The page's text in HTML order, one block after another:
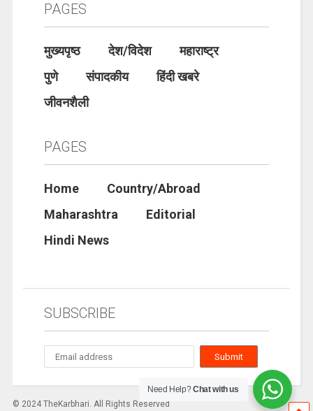
PAGES
मुख्यपृष्ठ देश/विदेश
महाराष्ट्र
पुणे
संपादकीय
हिंदी खबरे
जीवनशैली
PAGES
Home
Country/Abroad
Maharashtra
Editorial
Hindi News
SUBSCRIBE
© 2024 TheKarbhari. All Rights Reserved
Need Help?Chat with us